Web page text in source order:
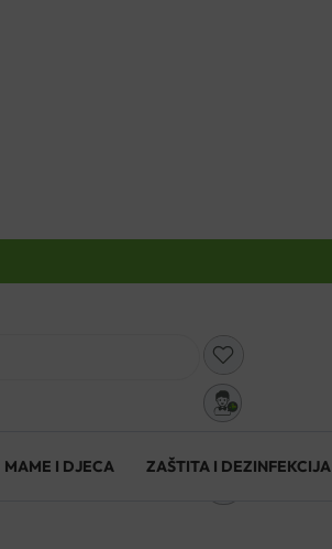
MAME I DJECA ZAŠTITA I DEZINFEKCIJA